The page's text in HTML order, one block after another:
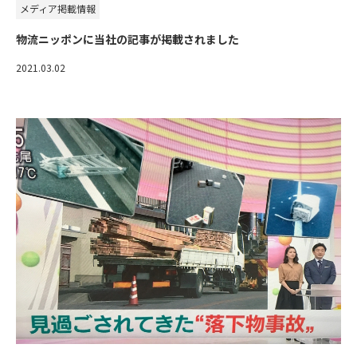
メディア掲載情報
物流ニッポンに当社の記事が掲載されました
2021.03.02